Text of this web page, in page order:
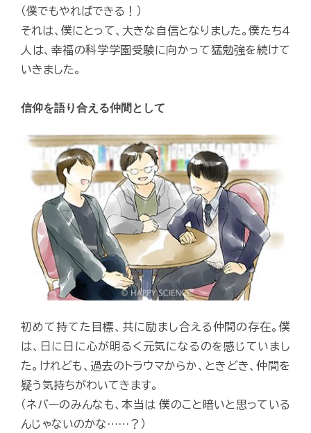
（僕でもやればできる！）
それは、僕にとって、大きな自信となりました。僕たち4
人は、幸福の科学学園受験に向かって猛勉強を続けて
いきました。
信仰を語り合える仲間として
初めて持てた目標、共に励まし合える仲間の存在。僕
は、日に日に心が明るく元気になるのを感じていまし
た。けれども、過去のトラウマからか、ときどき、仲間を
疑う気持ちがわいてきます。
（ネバーのみんなも、本当は 僕のこと暗いと思っている
んじゃないのかな……？）